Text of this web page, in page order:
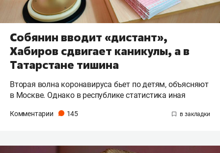
Собянин вводит «дистант»,
Хабиров сдвигает каникулы, а в
Татарстане тишина
Вторая волна коронавируса бьет по детям, объясняют
в Москве. Однако в республике статистика иная
Комментарии 145